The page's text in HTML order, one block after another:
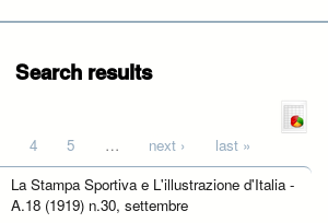
Search results
4 5 … next ›
last »
La Stampa Sportiva e L'illustrazione d'Italia -
A.18 (1919) n.30, settembre